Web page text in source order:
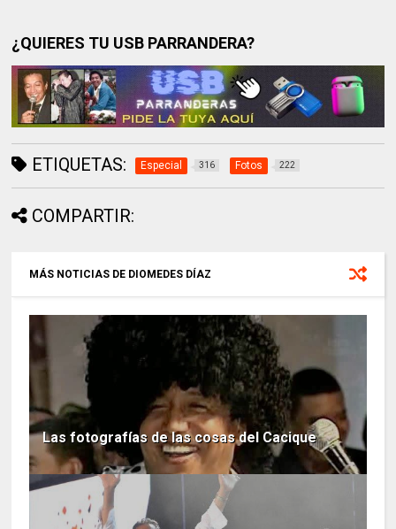
¿QUIERES TU USB PARRANDERA?
ETIQUETAS: Especial 316 Fotos 222
COMPARTIR:
MÁS NOTICIAS DE DIOMEDES DÍAZ
Las fotografías de las cosas del Cacique